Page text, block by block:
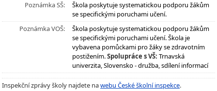
Poznámka SŠ:
Škola poskytuje systematickou podporu žákům
se specifickými poruchami učení.
Poznámka VOŠ:
Škola poskytuje systematickou podporu žákům
se specifickými poruchami učení. Škola je
vybavena pomůckami pro žáky se zdravotním
postižením.Spolupráce s VŠ: Trnavská
univerzita, Slovensko - družba, sdílení informací
Inspekční zprávy školy najdete nawebu České školní inspekce.